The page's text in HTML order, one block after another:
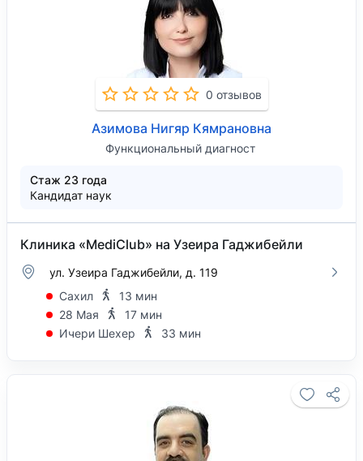
0 отзывов
Азимова Нигяр Кямрановна
Функциональный диагност
Стаж 23 года
Кандидат наук
Клиника «MediClub» на Узеира Гаджибейли
ул. Узеира Гаджибейли, д. 119
Сахил
13 мин
28 Мая
17 мин
Ичери Шехер
33 мин